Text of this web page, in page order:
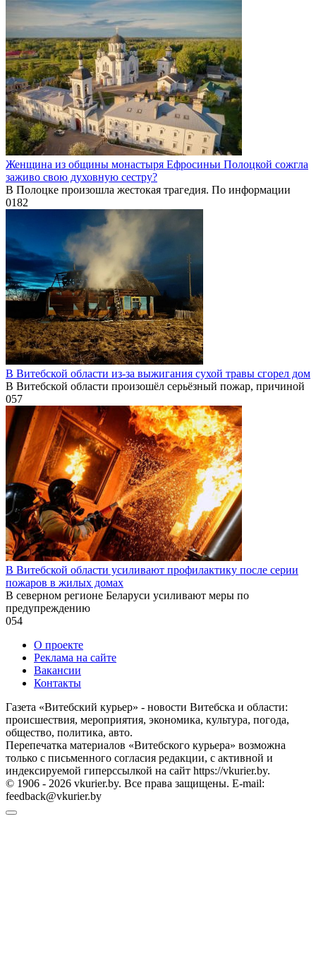
Женщина из общины монастыря Ефросиньи Полоцкой сожгла
заживо свою духовную сестру?
В Полоцке произошла жестокая трагедия. По информации
0182
В Витебской области из-за выжигания сухой травы сгорел дом
В Витебской области произошёл серьёзный пожар, причиной
057
В Витебской области усиливают профилактику после серии
пожаров в жилых домах
В северном регионе Беларуси усиливают меры по
предупреждению
054
О проекте
Реклама на сайте
Вакансии
Контакты
Газета «Витебский курьер» - новости Витебска и области:
происшествия, мероприятия, экономика, культура, погода,
общество, политика, авто.
Перепечатка материалов «Витебского курьера» возможна
только с письменного согласия редакции, с активной и
индексируемой гиперссылкой на сайт https://vkurier.by.
© 1906 - 2026 vkurier.by. Все права защищены. E-mail:
feedback@vkurier.by